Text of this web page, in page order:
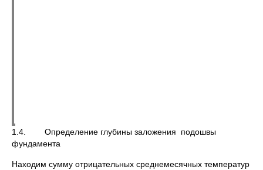
1.4. Определение глубины заложения подошвы
фундамента
Находим сумму отрицательных среднемесячных температур